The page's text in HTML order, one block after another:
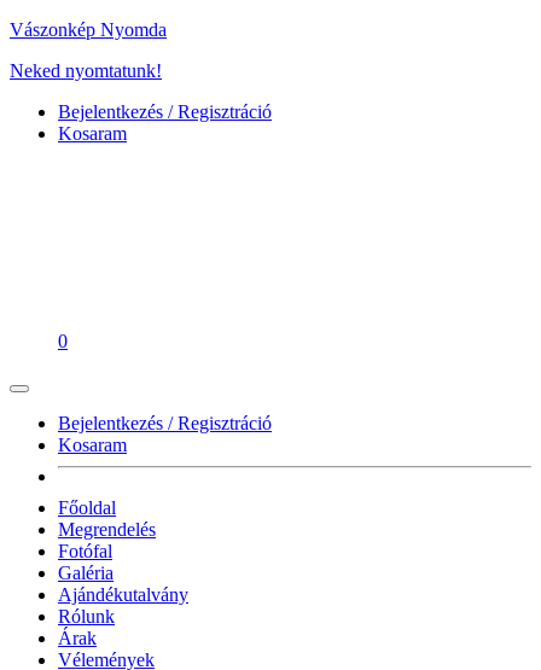
Vászonkép Nyomda
Neked nyomtatunk!
Bejelentkezés / Regisztráció
Kosaram
0
Bejelentkezés / Regisztráció
Kosaram
Főoldal
Megrendelés
Fotófal
Galéria
Ajándékutalvány
Rólunk
Árak
Vélemények